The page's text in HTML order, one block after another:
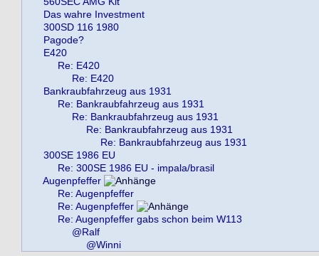
Das wahre Investment
300SD 116 1980
Pagode?
E420
Re: E420
Re: E420
Bankraubfahrzeug aus 1931
Re: Bankraubfahrzeug aus 1931
Re: Bankraubfahrzeug aus 1931
Re: Bankraubfahrzeug aus 1931
Re: Bankraubfahrzeug aus 1931
300SE 1986 EU
Re: 300SE 1986 EU - impala/brasil
Augenpfeffer
Re: Augenpfeffer
Re: Augenpfeffer
Re: Augenpfeffer gabs schon beim W113
@Ralf
@Winni